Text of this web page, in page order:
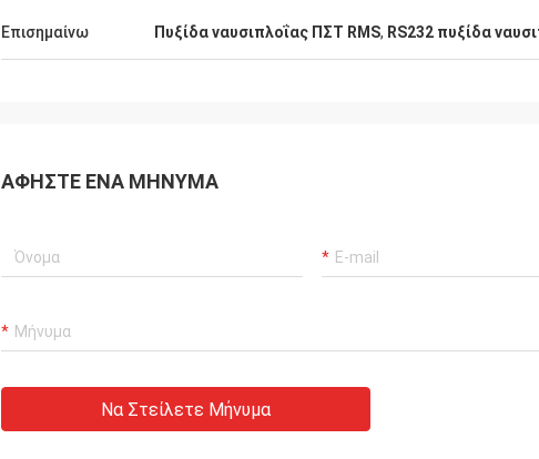
Επισημαίνω Πυξίδα ναυσιπλοΐας ΠΣΤ RMS, RS232 πυξίδα
ΑΦΉΣΤΕ ΈΝΑ ΜΉΝΥΜΑ
Να Στείλετε Μήνυμα